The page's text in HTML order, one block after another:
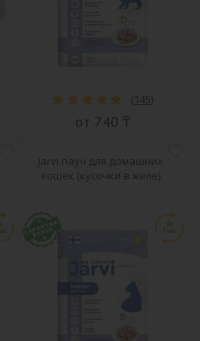
( 145)
от 740 ₸
Jarvi пауч для домашних
кошек (кусочки в желе)